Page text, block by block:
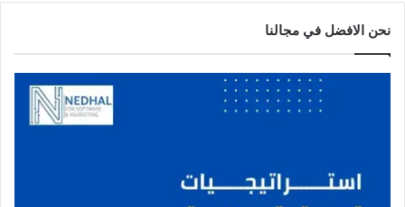
نحن الافضل في مجالنا